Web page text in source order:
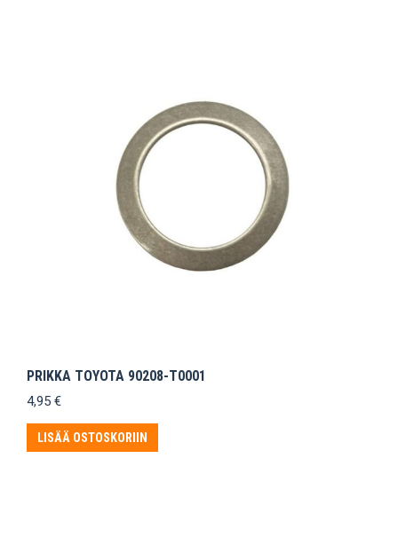
PRIKKA TOYOTA 90208-T0001
4,95 €
LISÄÄ OSTOSKORIIN